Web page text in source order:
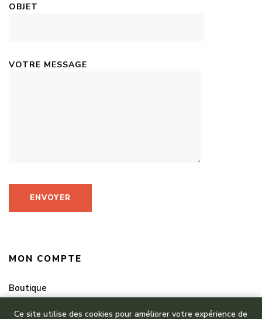
OBJET
VOTRE MESSAGE
MON COMPTE
Boutique
Mes commandes
Ce site utilise des cookies pour améliorer votre expérience de